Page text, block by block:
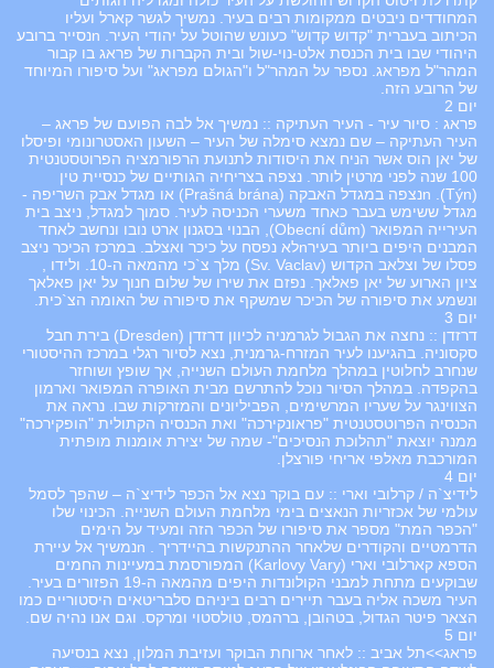
המחודדים ניבטים ממקומות רבים בעיר. נמשיך לגשר קארל ועליו
הכיתוב בעברית "קדוש קדוש" כעונש שהוטל על יהודי העיר. nנסייר ברובע
היהודי שבו בית הכנסת אלט-נוי-שול ובית הקברות של פראג בו קבור
המהר"ל מפראג. נספר על המהר"ל ו"הגולם מפראג" ועל סיפורו המיוחד
של הרובע הזה.
יום 2
פראג : סיור עיר - העיר העתיקה :: נמשיך אל לבה הפועם של פראג –
העיר העתיקה – שם נמצא סימלה של העיר – השעון האסטרונומי ופיסלו
של יאן הוס אשר הניח את היסודות לתנועת הרפורמציה הפרוטסטנטית
100 שנה לפני מרטין לותר. נצפה בצריחיה הגותיים של כנסיית טין
(Týn). nנצפה במגדל האבקה (Prašná brána) או מגדל אבק השריפה -
מגדל ששימש בעבר כאחד משערי הכניסה לעיר. סמוך למגדל, ניצב בית
העירייה המפואר (Obecní dům), הבנוי בסגנון ארט נובו ונחשב לאחד
המבנים היפים ביותר בעירnלא נפסח על כיכר ואצלב. במרכז הכיכר ניצב
פסלו של וצלאב הקדוש (Sv. Vaclav) מלך צ`כי מהמאה ה-10. ולידו ,
ציון הארוע של יאן פאלאך. נפזם את שירו של שלום חנוך על יאן פאלאך
ונשמע את סיפורה של הכיכר שמשקף את סיפורה של האומה הצ`כית.
יום 3
דרזדן :: נחצה את הגבול לגרמניה לכיוון דרזדן (Dresden) בירת חבל
סקסוניה. בהגיענו לעיר המזרח-גרמנית, נצא לסיור רגלי במרכז ההיסטורי
שנחרב לחלוטין במהלך מלחמת העולם השנייה, אך שופץ ושוחזר
בהקפדה. במהלך הסיור נוכל להתרשם מבית האופרה המפואר וארמון
הצווינגר על שעריו המרשימים, הפביליונים והמזרקות שבו. נראה את
הכנסיה הפרוטסטנטית "פראונקירכה" ואת הכנסיה הקתולית "הופקירכה"
ממנה יוצאת "תהלוכת הנסיכים"- שמה של יצירת אומנות מופתית
המורכבת מאלפי אריחי פורצלן.
יום 4
לידיצ`ה / קרלובי וארי :: עם בוקר נצא אל הכפר לידיצ`ה – שהפך לסמל
עולמי של אכזריות הנאצים בימי מלחמת העולם השנייה. הכינוי שלו
"הכפר המת" מספר את סיפורו של הכפר הזה ומעיד על הימים
הדרמטיים והקודרים שלאחר ההתנקשות בהיידריך . nנמשיך אל עיירת
הספא קארלובי וארי (Karlovy Vary) המפורסמת במעיינות החמים
שבוקעים מתחת למבני הקולונדות היפים מהמאה ה-19 הפזורים בעיר.
העיר משכה אליה בעבר תיירים רבים ביניהם סלבריטאים היסטוריים כמו
הצאר פיטר הגדול, בטהובן, ברהמס, טולסטוי ומרקס. וגם אנו נהיה שם.
יום 5
פראג>>תל אביב :: לאחר ארוחת הבוקר ועזיבת המלון, נצא בנסיעה